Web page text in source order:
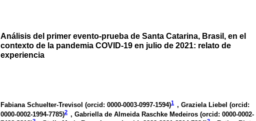
Análisis del primer evento-prueba de Santa Catarina, Brasil, en el
contexto de la pandemia COVID-19 en julio de 2021: relato de
experiencia
Fabiana Schuelter-Trevisol (orcid: 0000-0003-0997-1594)1 , Graziela Liebel (orcid:
0000-0002-1994-7785)2 , Gabriella de Almeida Raschke Medeiros (orcid: 0000-0002-